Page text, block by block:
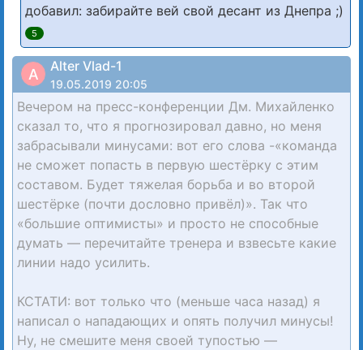
добавил: забирайте вей свой десант из Днепра ;)
5
A Alter Vlad-1
19.05.2019 20:05
Вечером на пресс-конференции Дм. Михайленко
сказал то, что я прогнозировал давно, но меня
забрасывали минусами: вот его слова -«команда
не сможет попасть в первую шестёрку с этим
составом. Будет тяжелая борьба и во второй
шестёрке (почти дословно привёл)». Так что
«большие оптимисты» и просто не способные
думать — перечитайте тренера и взвесьте какие
линии надо усилить.
КСТАТИ: вот только что (меньше часа назад) я
написал о нападающих и опять получил минусы!
Ну, не смешите меня своей тупостью —